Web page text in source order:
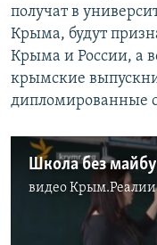
получат в
Крыма, будут
Крыма и России, а
крымские
дипломированные
Школа без
видеоКрым.Реалии
No